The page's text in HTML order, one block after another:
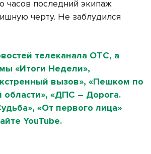
часов последний экипаж
черту. Не заблудился
телеканала ОТС, а
«Итоги Недели»,
вызов», «Пешком по
области», «ДПС – Дорога.
«От первого лица»
YouTube.